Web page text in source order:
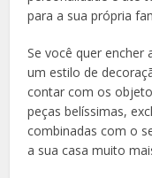
para a sua própria
Se você quer encher
um estilo de
contar com os
peças belíssimas,
combinadas com o
a sua casa muito